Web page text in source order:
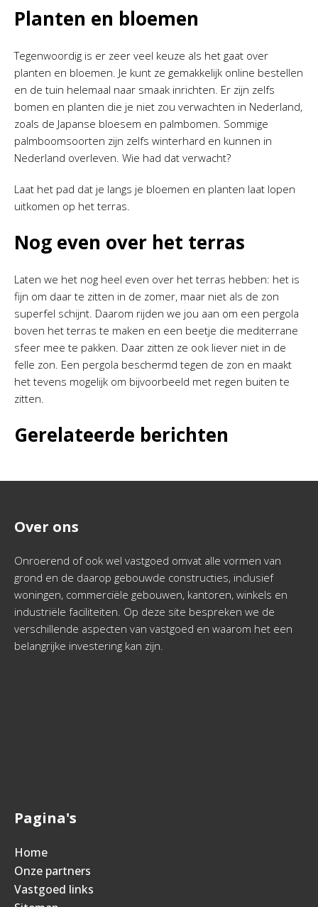
Planten en bloemen
Tegenwoordig is er zeer veel keuze als het gaat over
planten en bloemen. Je kunt ze gemakkelijk online bestellen
en de tuin helemaal naar smaak inrichten. Er zijn zelfs
bomen en planten die je niet zou verwachten in Nederland,
zoals de Japanse bloesem en palmbomen. Sommige
palmboomsoorten zijn zelfs winterhard en kunnen in
Nederland overleven. Wie had dat verwacht?
Laat het pad dat je langs je bloemen en planten laat lopen
uitkomen op het terras.
Nog even over het terras
Laten we het nog heel even over het terras hebben: het is
fijn om daar te zitten in de zomer, maar niet als de zon
superfel schijnt. Daarom rijden we jou aan om een pergola
boven het terras te maken en een beetje die mediterrane
sfeer mee te pakken. Daar zitten ze ook liever niet in de
felle zon. Een pergola beschermd tegen de zon en maakt
het tevens mogelijk om bijvoorbeeld met regen buiten te
zitten.
Gerelateerde berichten
Over ons
Onroerend of ook wel vastgoed omvat alle vormen van
grond en de daarop gebouwde constructies, inclusief
woningen, commerciële gebouwen, kantoren, winkels en
industriële faciliteiten. Op deze site bespreken we de
verschillende aspecten van vastgoed en waarom het een
belangrijke investering kan zijn.
Pagina's
Home
Onze partners
Vastgoed links